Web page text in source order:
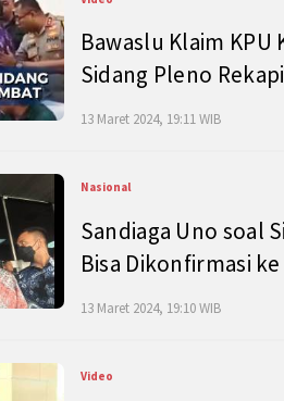
Bawaslu Klaim
Sidang Pleno
13 Maret 2024, 19:11 WIB
Nasional
Sandiaga Uno soal
Bisa Dikonfirmasi
13 Maret 2024, 19:10 WIB
Video